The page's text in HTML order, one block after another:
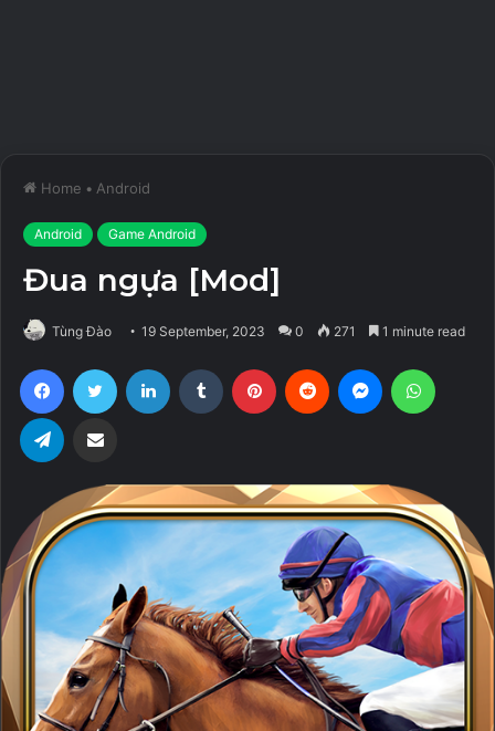
Home • Android
Android Game Android
Đua ngựa [Mod]
Tùng Đào 19 September, 2023 0 271 1 minute read
FacebookTwitter LinkedIn Tumblr Pinterest Reddit Messenger
Telegram Share via Email